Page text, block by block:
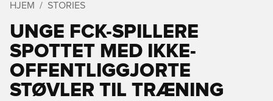
HJEM STORIES
UNGE FCK-SPILLERE
SPOTTET MED IKKE-
OFFENTLIGGJORTE
STØVLER TIL TRÆNING